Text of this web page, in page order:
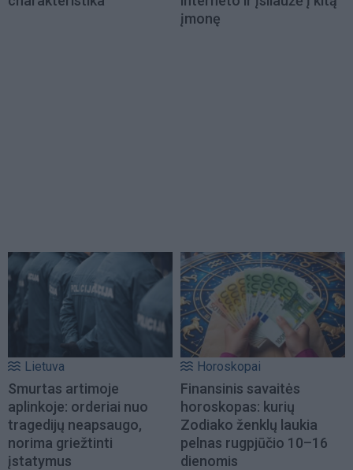
įmonę
Lietuva
Smurtas artimoje
aplinkoje: orderiai nuo
tragedijų neapsaugo,
norima griežtinti
įstatymus
Horoskopai
Finansinis savaitės
horoskopas: kurių
Zodiako ženklų laukia
pelnas rugpjūčio 10–16
dienomis